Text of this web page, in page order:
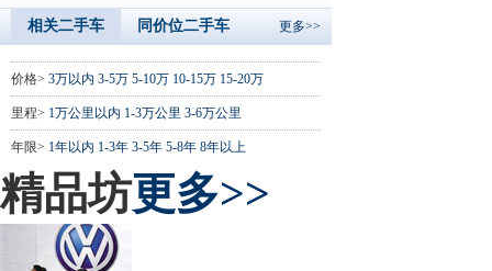
相关二手车 同价位二手车 更多>>
价格> 3万以内 3-5万 5-10万 10-15万 15-20万
里程> 1万公里以内 1-3万公里 3-6万公里
年限> 1年以内 1-3年 3-5年 5-8年 8年以上
精品坊更多>>